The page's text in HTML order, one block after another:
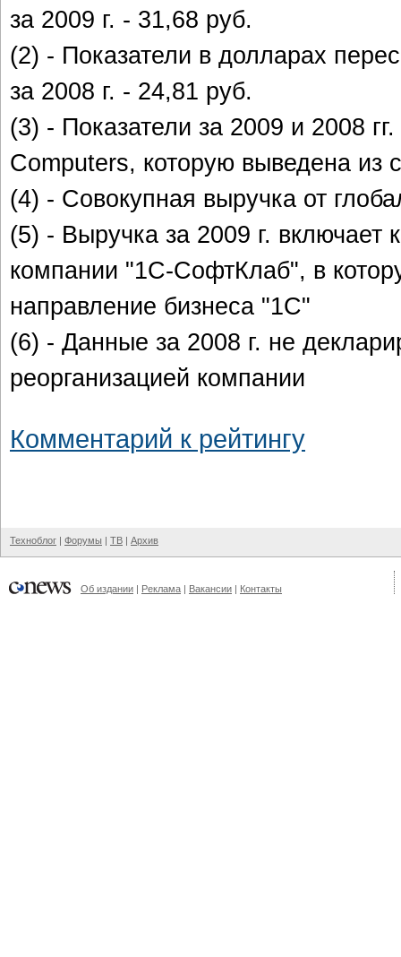
за 2009 г. - 31,68 руб.
(2) - Показатели в долларах
за 2008 г. - 24,81 руб.
(3) - Показатели за 2009 и 2008
Computers, которую выведена из
(4) - Совокупная выручка от
(5) - Выручка за 2009 г.
компании "1С-СофтКлаб", в
направление бизнеса "1С"
(6) - Данные за 2008 г. не
реорганизацией компании
Комментарий к рейтингу
Техноблог | Форумы | ТВ | Архив
Об издании | Реклама | Вакансии | Контакты